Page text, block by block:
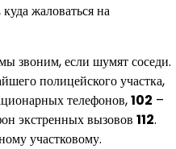
жаловаться на
звоним, если шумят соседи.
полицейского участка,
телефонов,102 –
экстренных вызовов 112.
участковому.